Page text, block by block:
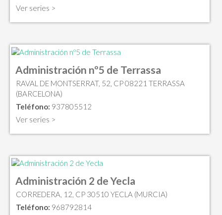
Ver series >
Administración nº5 de Terrassa
RAVAL DE MONTSERRAT, 52, CP 08221 TERRASSA
(BARCELONA)
Teléfono: 937805512
Ver series >
Administración 2 de Yecla
CORREDERA, 12, CP 30510 YECLA (MURCIA)
Teléfono: 968792814